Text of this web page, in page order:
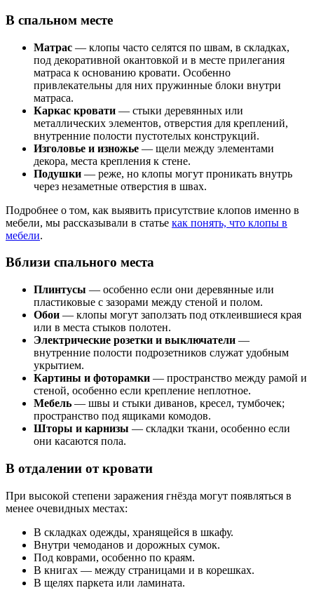
В спальном месте
Матрас — клопы часто селятся по швам, в складках,
под декоративной окантовкой и в месте прилегания
матраса к основанию кровати. Особенно
привлекательны для них пружинные блоки внутри
матраса.
Каркас кровати — стыки деревянных или
металлических элементов, отверстия для креплений,
внутренние полости пустотелых конструкций.
Изголовье и изножье — щели между элементами
декора, места крепления к стене.
Подушки — реже, но клопы могут проникать внутрь
через незаметные отверстия в швах.
Подробнее о том, как выявить присутствие клопов именно в
мебели, мы рассказывали в статье как понять, что клопы в
мебели.
Вблизи спального места
Плинтусы — особенно если они деревянные или
пластиковые с зазорами между стеной и полом.
Обои — клопы могут заползать под отклеившиеся края
или в места стыков полотен.
Электрические розетки и выключатели —
внутренние полости подрозетников служат удобным
укрытием.
Картины и фоторамки — пространство между рамой и
стеной, особенно если крепление неплотное.
Мебель — швы и стыки диванов, кресел, тумбочек;
пространство под ящиками комодов.
Шторы и карнизы — складки ткани, особенно если
они касаются пола.
В отдалении от кровати
При высокой степени заражения гнёзда могут появляться в
менее очевидных местах:
В складках одежды, хранящейся в шкафу.
Внутри чемоданов и дорожных сумок.
Под коврами, особенно по краям.
В книгах — между страницами и в корешках.
В щелях паркета или ламината.